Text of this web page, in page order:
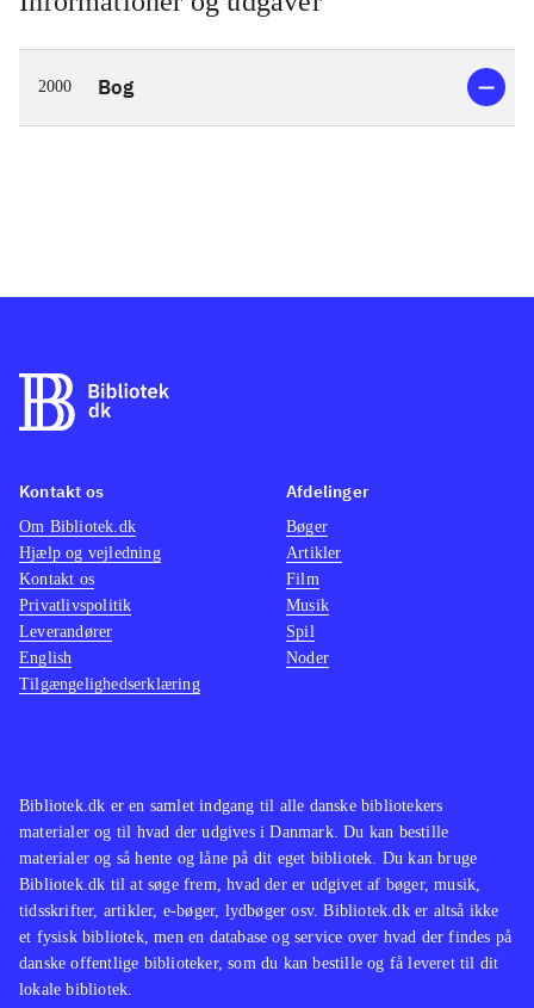
2000 Bog
Bibliotek.dk er en samlet indgang til alle danske bibliotekers
materialer og til hvad der udgives i Danmark. Du kan bestille
materialer og så hente og låne på dit eget bibliotek. Du kan bruge
Bibliotek.dk til at søge frem, hvad der er udgivet af bøger, musik,
tidsskrifter, artikler, e-bøger, lydbøger osv. Bibliotek.dk er altså ikke
et fysisk bibliotek, men en database og service over hvad der findes på
danske offentlige biblioteker, som du kan bestille og få leveret til dit
lokale bibliotek.
Kontakt os
Om Bibliotek.dk
Hjælp og vejledning
Kontakt os
Privatlivspolitik
Leverandører
English
Tilgængelighedserklæring
Afdelinger
Bøger
Artikler
Film
Musik
Spil
Noder